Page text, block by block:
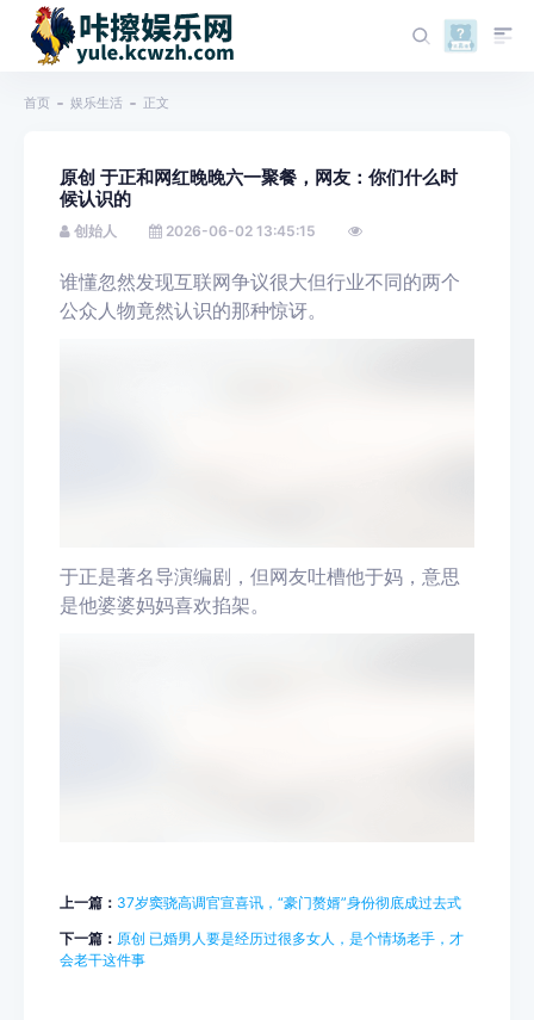
首页 娱乐生活 正文
原创 于正和网红晚晚六一聚餐，网友：你们什么时
候认识的
创始人 2026-06-02 13:45:15
谁懂忽然发现互联网争议很大但行业不同的两个
公众人物竟然认识的那种惊讶。
于正是著名导演编剧，但网友吐槽他于妈，意思
是他婆婆妈妈喜欢掐架。
上一篇： 37岁窦骁高调官宣喜讯，“豪门赘婿”身份彻底成过去式
下一篇： 原创 已婚男人要是经历过很多女人，是个情场老手，才
会老干这件事